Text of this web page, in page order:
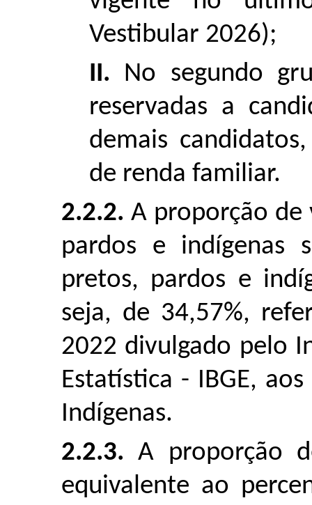
Vestibular 2026);
II. No segundo
reservadas a
demais
de renda familiar.
2.2.2. A proporção de
pardos e indígenas
pretos, pardos e
seja, de 34,57%,
2022 divulgado pelo
Estatística - IBGE,
Indígenas.
2.2.3. A proporção
equivalente ao